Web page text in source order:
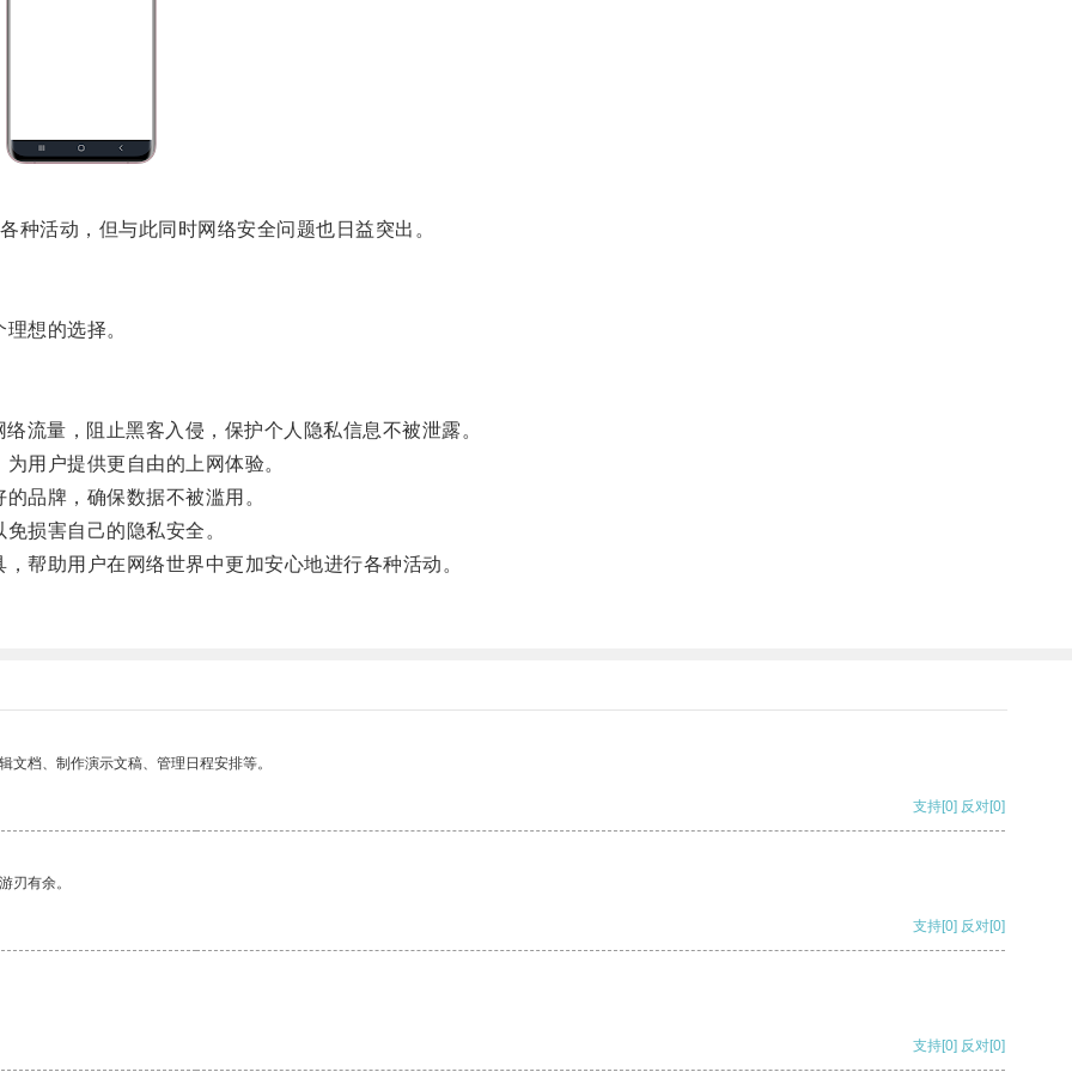
活动，但与此同时网络安全问题也日益突出。
想的选择。
量，阻止黑客入侵，保护个人隐私信息不被泄露。
户提供更自由的上网体验。
牌，确保数据不被滥用。
损害自己的隐私安全。
助用户在网络世界中更加安心地进行各种活动。
档、制作演示文稿、管理日程安排等。
支持[0] 反对[0]
刃有余。
支持[0] 反对[0]
支持[0] 反对[0]